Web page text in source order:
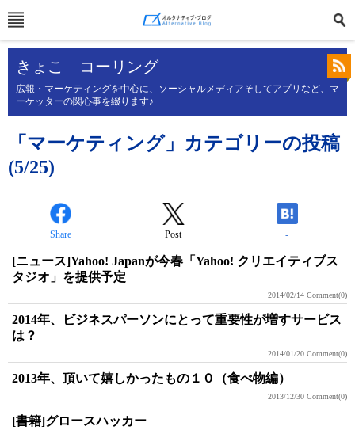
きょこ コーリング
広報・マーケティングを中心に、ソーシャルメディアそしてアプリなど、マ
ーケッターの関心事を綴ります♪
「マーケティング」カテゴリーの投稿
(5/25)
Share Post -
[ニュース]Yahoo! Japanが今春「Yahoo! クリエイティブス
タジオ」を提供予定
2014/02/14 Comment(0)
2014年、ビジネスパーソンにとって重要性が増すサービス
は？
2014/01/20 Comment(0)
2013年、頂いて嬉しかったもの１０（食べ物編）
2013/12/30 Comment(0)
[書籍]グロースハッカー